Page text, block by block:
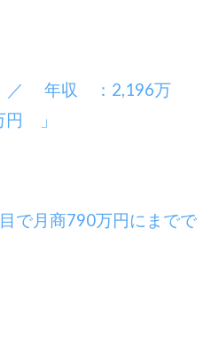
／ 年収 ：2,196万
」
で月商790万円にまでで